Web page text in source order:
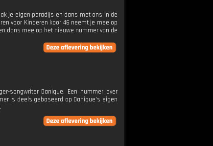
je eigen paradijs en dans met ons in de
voor Kinderen koor 46 neemt je mee op
dans mee op het nieuwe nummer van de
songwriter Danique. Een nummer over
is deels gebaseerd op Danique's eigen